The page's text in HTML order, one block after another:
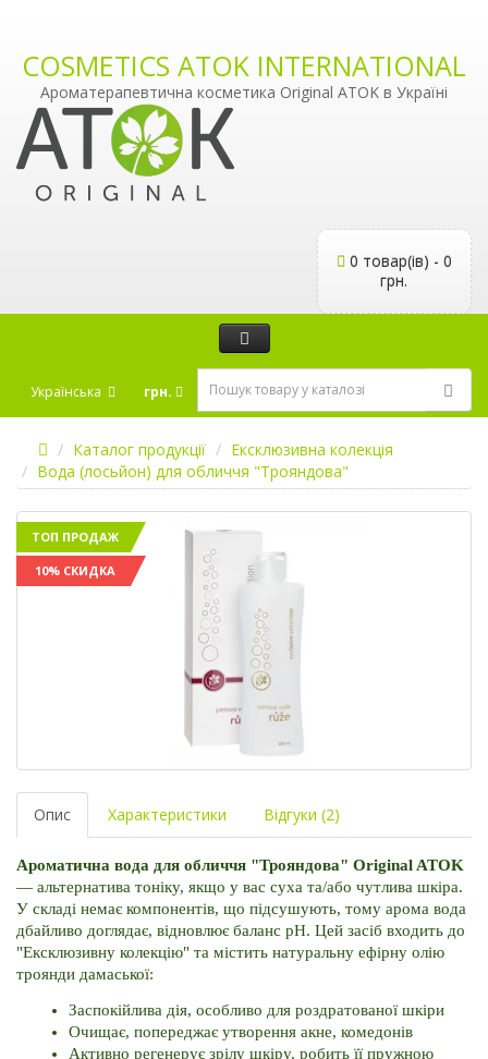
COSMETICS ATOK INTERNATIONAL
Ароматерапевтична косметика Original ATOK в Україні
0 товар(ів) - 0
грн.
Українська грн.
Каталог продукції
Ексклюзивна колекція
Вода (лосьйон) для обличчя "Трояндова"
ТОП ПРОДАЖ
10% СКИДКА
Опис Характеристики Відгуки (2)
Ароматична вода для обличчя "Трояндова" Original ATOK
— альтернатива тоніку, якщо у вас суха та/або чутлива шкіра.
У складі немає компонентів, що підсушують, тому арома вода
дбайливо доглядає, відновлює баланс pH. Цей засіб входить до
"Ексклюзивну колекцію" та містить натуральну ефірну олію
троянди дамаської:
Заспокійлива дія, особливо для роздратованої шкіри
Очищає, попереджає утворення акне, комедонів
Активно регенерує зрілу шкіру, робить її пружною